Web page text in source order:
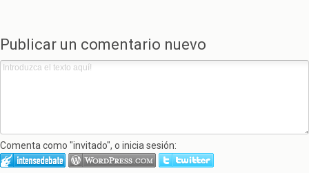
Publicar un comentario nuevo
Comenta como "invitado", o inicia sesión: